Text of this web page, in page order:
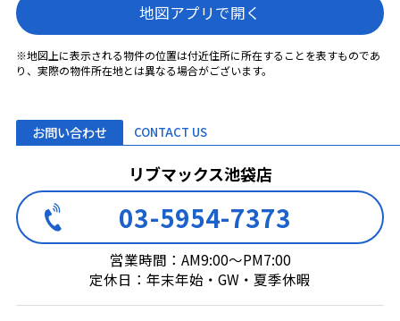
地図アプリで開く
※地図上に表示される物件の位置は付近住所に所在することを表すものであ
り、実際の物件所在地とは異なる場合がございます。
お問い合わせ CONTACT US
リブマックス池袋店
03-5954-7373
営業時間：AM9:00～PM7:00
定休日：年末年始・GW・夏季休暇